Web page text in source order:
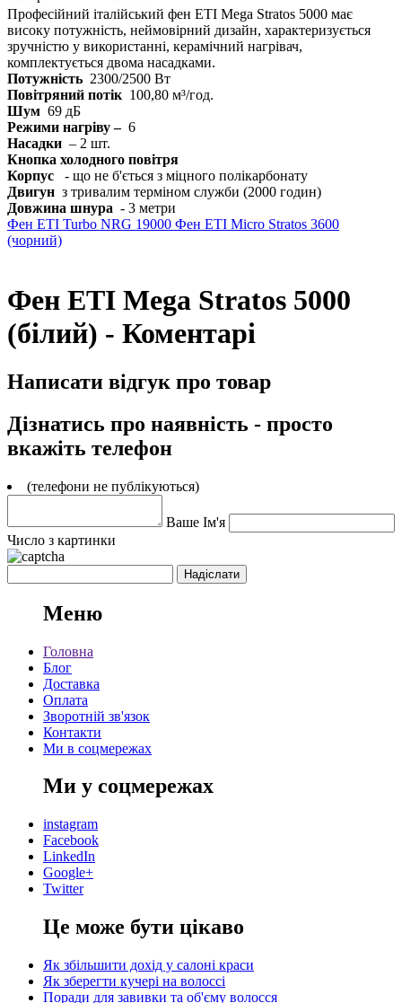
Професійний італійський фен ETI Mega Stratos 5000 має
високу потужність, неймовірний дизайн, характеризується
зручністю у використанні, керамічний нагрівач,
комплектується двома насадками.
Потужність 2300/2500 Вт
Повітряний потік 100,80 м³/год.
Шум 69 дБ
Режими нагріву – 6
Насадки – 2 шт.
Кнопка холодного повітря
Корпус - що не б'ється з міцного полікарбонату
Двигун з тривалим терміном служби (2000 годин)
Довжина шнура - 3 метри
Фен ETI Turbo NRG 19000 Фен ETI Micro Stratos 3600
(чорний)
Фен ETI Mega Stratos 5000
(білий) - Коментарі
Написати відгук про товар
Дізнатись про наявність - просто
вкажіть телефон
(телефони не публікуються)
Ваше Ім'я
Число з картинки
Меню
Головна
Блог
Доставка
Оплата
Зворотній зв'язок
Контакти
Ми в соцмережах
Ми у соцмережах
instagram
Facebook
LinkedIn
Google+
Twitter
Це може бути цікаво
Як збільшити дохід у салоні краси
Як зберегти кучері на волоссі
Поради для завивки та об'єму волосся